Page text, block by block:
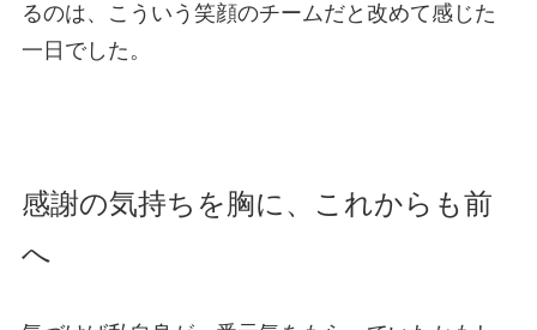
るのは、こういう笑顔のチームだと改めて感じた
⼀⽇でした。
感謝の気持ちを胸に、これからも前
へ